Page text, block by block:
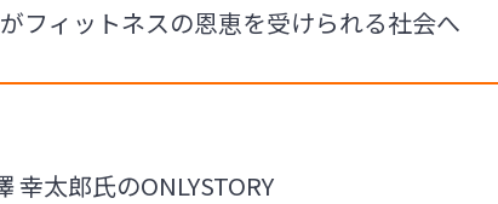
フィットネスの恩恵を受けられる社会へ
太郎氏のONLYSTORY